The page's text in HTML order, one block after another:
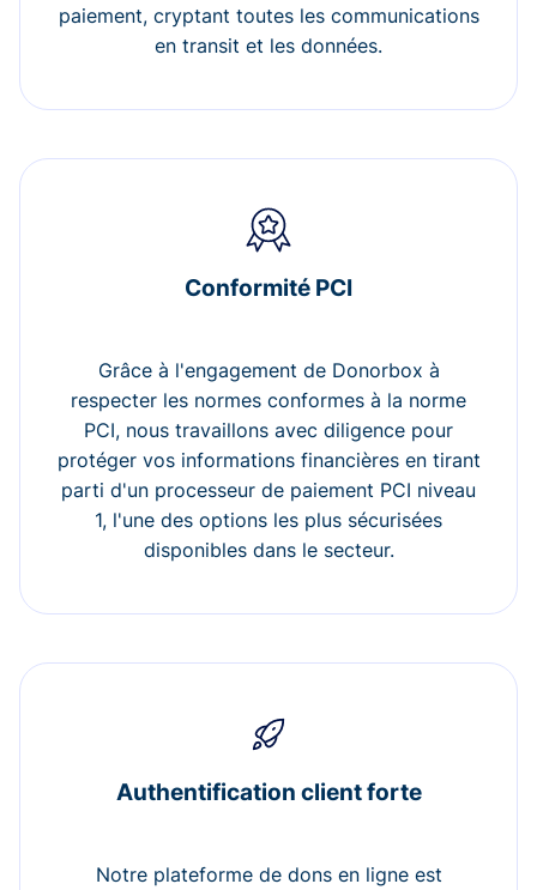
paiement, cryptant toutes les communications
en transit et les données.
Conformité PCI
Grâce à l'engagement de Donorbox à
respecter les normes conformes à la norme
PCI, nous travaillons avec diligence pour
protéger vos informations financières en tirant
parti d'un processeur de paiement PCI niveau
1, l'une des options les plus sécurisées
disponibles dans le secteur.
Authentification client forte
Notre plateforme de dons en ligne est